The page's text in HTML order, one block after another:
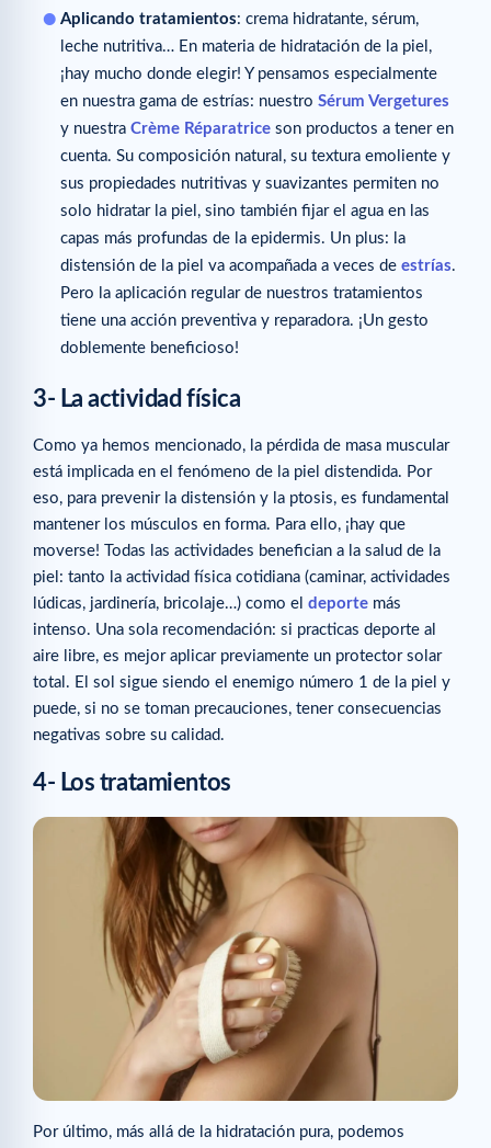
Aplicando tratamientos: crema hidratante, sérum,
leche nutritiva… En materia de hidratación de la piel,
¡hay mucho donde elegir! Y pensamos especialmente
en nuestra gama de estrías: nuestro Sérum Vergetures
y nuestra Crème Réparatrice son productos a tener en
cuenta. Su composición natural, su textura emoliente y
sus propiedades nutritivas y suavizantes permiten no
solo hidratar la piel, sino también fijar el agua en las
capas más profundas de la epidermis. Un plus: la
distensión de la piel va acompañada a veces de estrías.
Pero la aplicación regular de nuestros tratamientos
tiene una acción preventiva y reparadora. ¡Un gesto
doblemente beneficioso!
3- La actividad física
Como ya hemos mencionado, la pérdida de masa muscular
está implicada en el fenómeno de la piel distendida. Por
eso, para prevenir la distensión y la ptosis, es fundamental
mantener los músculos en forma. Para ello, ¡hay que
moverse! Todas las actividades benefician a la salud de la
piel: tanto la actividad física cotidiana (caminar, actividades
lúdicas, jardinería, bricolaje…) como el deporte más
intenso. Una sola recomendación: si practicas deporte al
aire libre, es mejor aplicar previamente un protector solar
total. El sol sigue siendo el enemigo número 1 de la piel y
puede, si no se toman precauciones, tener consecuencias
negativas sobre su calidad.
4- Los tratamientos
Por último, más allá de la hidratación pura, podemos